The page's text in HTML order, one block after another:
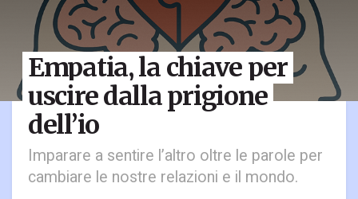
Empatia, la chiave per
uscire dalla prigione
dell’io
Imparare a sentire l’altro oltre le parole per
cambiare le nostre relazioni e il mondo.